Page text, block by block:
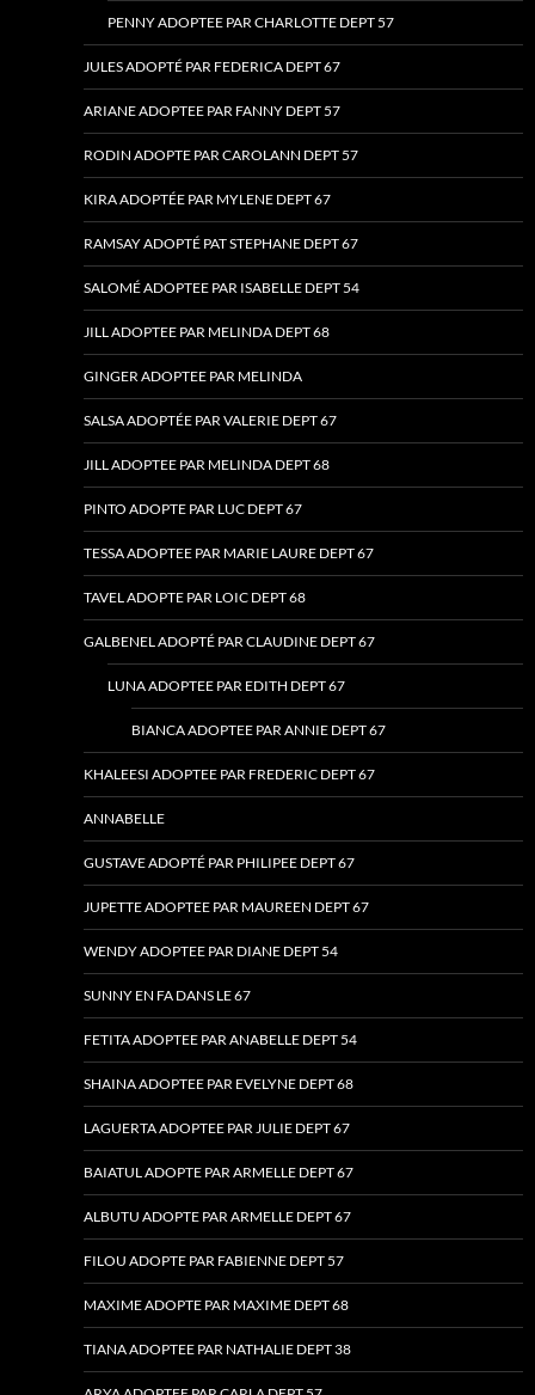
PENNY ADOPTEE PAR CHARLOTTE DEPT 57
JULES ADOPTÉ PAR FEDERICA DEPT 67
ARIANE ADOPTEE PAR FANNY DEPT 57
RODIN ADOPTE PAR CAROLANN DEPT 57
KIRA ADOPTÉE PAR MYLENE DEPT 67
RAMSAY ADOPTÉ PAT STEPHANE DEPT 67
SALOMÉ ADOPTEE PAR ISABELLE DEPT 54
JILL ADOPTEE PAR MELINDA DEPT 68
GINGER ADOPTEE PAR MELINDA
SALSA ADOPTÉE PAR VALERIE DEPT 67
JILL ADOPTEE PAR MELINDA DEPT 68
PINTO ADOPTE PAR LUC DEPT 67
TESSA ADOPTEE PAR MARIE LAURE DEPT 67
TAVEL ADOPTE PAR LOIC DEPT 68
GALBENEL ADOPTÉ PAR CLAUDINE DEPT 67
LUNA ADOPTEE PAR EDITH DEPT 67
BIANCA ADOPTEE PAR ANNIE DEPT 67
KHALEESI ADOPTEE PAR FREDERIC DEPT 67
ANNABELLE
GUSTAVE ADOPTÉ PAR PHILIPEE DEPT 67
JUPETTE ADOPTEE PAR MAUREEN DEPT 67
WENDY ADOPTEE PAR DIANE DEPT 54
SUNNY EN FA DANS LE 67
FETITA ADOPTEE PAR ANABELLE DEPT 54
SHAINA ADOPTEE PAR EVELYNE DEPT 68
LAGUERTA ADOPTEE PAR JULIE DEPT 67
BAIATUL ADOPTE PAR ARMELLE DEPT 67
ALBUTU ADOPTE PAR ARMELLE DEPT 67
FILOU ADOPTE PAR FABIENNE DEPT 57
MAXIME ADOPTE PAR MAXIME DEPT 68
TIANA ADOPTEE PAR NATHALIE DEPT 38